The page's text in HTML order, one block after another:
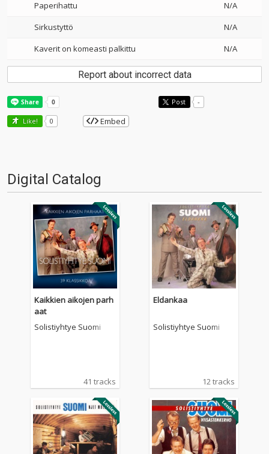
Paperihattu
N/A
Sirkustyttö
N/A
Kaverit on komeasti palkittu
N/A
Report about incorrect data
Post -
Like! 0 Embed
Digital Catalog
Kaikkien aikojen parh
aat
Solistiyhtye Suomi
41 tracks
Eldankaa
Solistiyhtye Suomi
12 tracks